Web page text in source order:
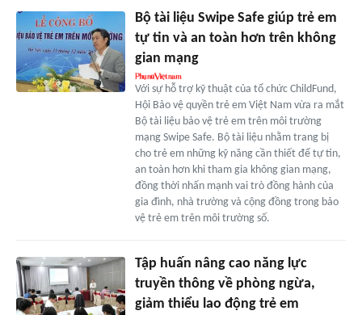
Bộ tài liệu Swipe Safe giúp trẻ em
tự tin và an toàn hơn trên không
gian mạng
Với sự hỗ trợ kỹ thuật của tổ chức ChildFund,
Hội Bảo vệ quyền trẻ em Việt Nam vừa ra mắt
Bộ tài liệu bảo vệ trẻ em trên môi trường
mạng Swipe Safe. Bộ tài liệu nhằm trang bị
cho trẻ em những kỹ năng cần thiết để tự tin,
an toàn hơn khi tham gia không gian mạng,
đồng thời nhấn mạnh vai trò đồng hành của
gia đình, nhà trường và cộng đồng trong bảo
vệ trẻ em trên môi trường số.
Tập huấn nâng cao năng lực
truyền thông về phòng ngừa,
giảm thiểu lao động trẻ em